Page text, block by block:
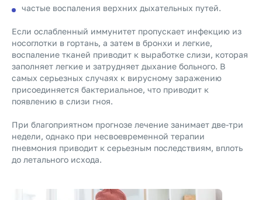
частые воспаления верхних дыхательных путей.
Если ослабленный иммунитет пропускает инфекцию из
носоглотки в гортань, а затем в бронхи и легкие,
воспаление тканей приводит к выработке слизи, которая
заполняет легкие и затрудняет дыхание больного. В
самых серьезных случаях к вирусному заражению
присоединяется бактериальное, что приводит к
появлению в слизи гноя.
При благоприятном прогнозе лечение занимает две-три
недели, однако при несвоевременной терапии
пневмония приводит к серьезным последствиям, вплоть
до летального исхода.